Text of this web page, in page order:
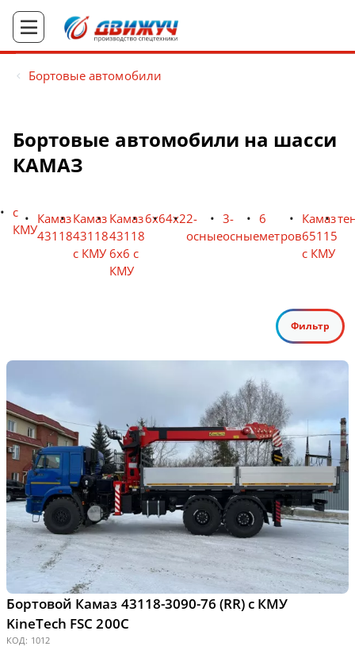
Бортовые автомобили
Бортовые автомобили на шасси
КАМАЗ
с
КМУ
Камаз
43118
Камаз
43118
с КМУ
Камаз
43118
6x6 с
КМУ
6х64х22-
осные
3-
осные
6
метров
Камаз
65115
с КМУ
Фильтр
Бортовой Камаз 43118-3090-76 (RR) с КМУ
KineТесh FSC 200С
КОД: 1012